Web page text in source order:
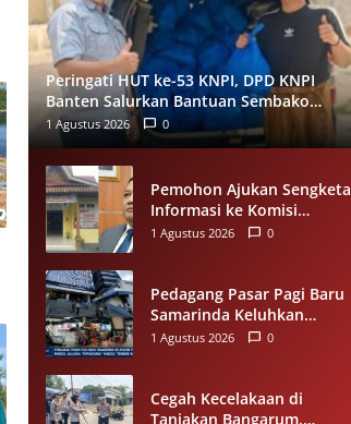
Peringati HUT ke-53 KNPI, DPD KNPI
Banten Salurkan Bantuan Sembako
Melalui Pemuda Berdampak
1 Agustus 2026 0
Pemohon Ajukan Sengketa
Informasi ke Komisi
Informasi Riau, Soroti
Pelalawan
1 Agustus 2026 0
Pedagang Pasar Pagi Baru
Samarinda Keluhkan
Penataan, Omzet Menurun;
Pengunjung
1 Agustus 2026 0
Cegah Kecelakaan di
Tanjakan Bangarum,